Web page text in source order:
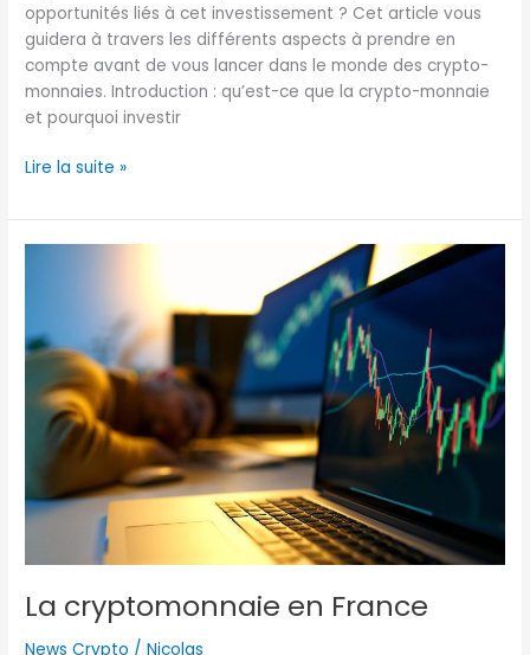
opportunités liés à cet investissement ? Cet article vous
guidera à travers les différents aspects à prendre en
compte avant de vous lancer dans le monde des crypto-
monnaies. Introduction : qu’est-ce que la crypto-monnaie
et pourquoi investir
Lire la suite »
La cryptomonnaie en France
News Crypto /Nicolas
France